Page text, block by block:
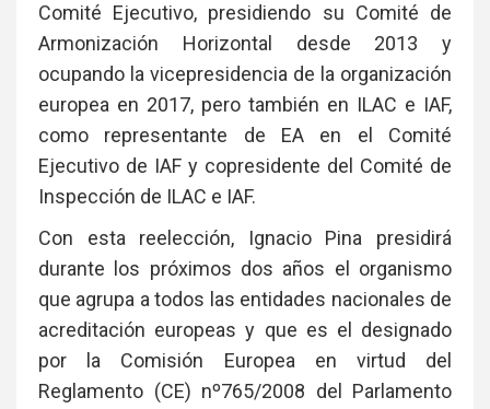
Comité Ejecutivo, presidiendo su Comité de
Armonización Horizontal desde 2013 y
ocupando la vicepresidencia de la organización
europea en 2017, pero también en ILAC e IAF,
como representante de EA en el Comité
Ejecutivo de IAF y copresidente del Comité de
Inspección de ILAC e IAF.
Con esta reelección, Ignacio Pina presidirá
durante los próximos dos años el organismo
que agrupa a todos las entidades nacionales de
acreditación europeas y que es el designado
por la Comisión Europea en virtud del
Reglamento (CE) nº765/2008 del Parlamento